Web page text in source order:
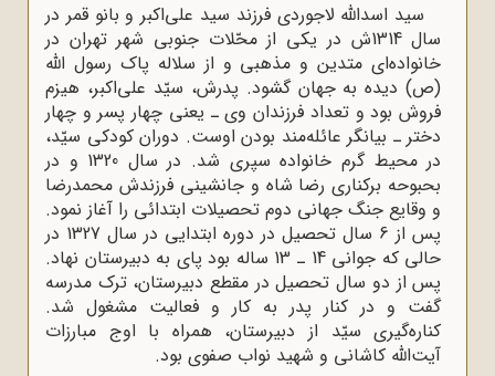
سید اسدالله لاجوردی فرزند سید علی‌اکبر و بانو قمر در
سال 1314ش در یکى از محّلات جنوبى شهر تهران در
خانواده‌اى متدین و مذهبى و از سلاله پاک رسول اللّه‌
(ص) دیده به جهان گشود. پدرش، سیّد على‌اکبر، هیزم
فروش بود و تعداد فرزندان وى ـ یعنى چهار پسر و چهار
دختر ـ بیانگر عائله‌مند بودن اوست. دوران کودکى سیّد،
در محیط گرم خانواده سپرى ‌شد. در سال 1320 و در
بحبوحه برکناری رضا شاه و جانشینی فرزندش محمدرضا
و وقایع جنگ جهانی دوم تحصیلات ابتدائی را آغاز نمود.
پس از 6 سال تحصیل در دوره ابتدایى در سال 1327 در
حالى که جوانى 14 ـ 13 ساله بود پاى به دبیرستان نهاد.
پس از دو سال تحصیل در مقطع دبیرستان، ترک مدرسه
گفت و در کنار پدر به کار و فعالیت مشغول شد.
کناره‌گیرى سیّد از دبیرستان، همراه با اوج مبارزات
آیت‌اللّه‌ کاشانى و شهید نواب صفوى بود.